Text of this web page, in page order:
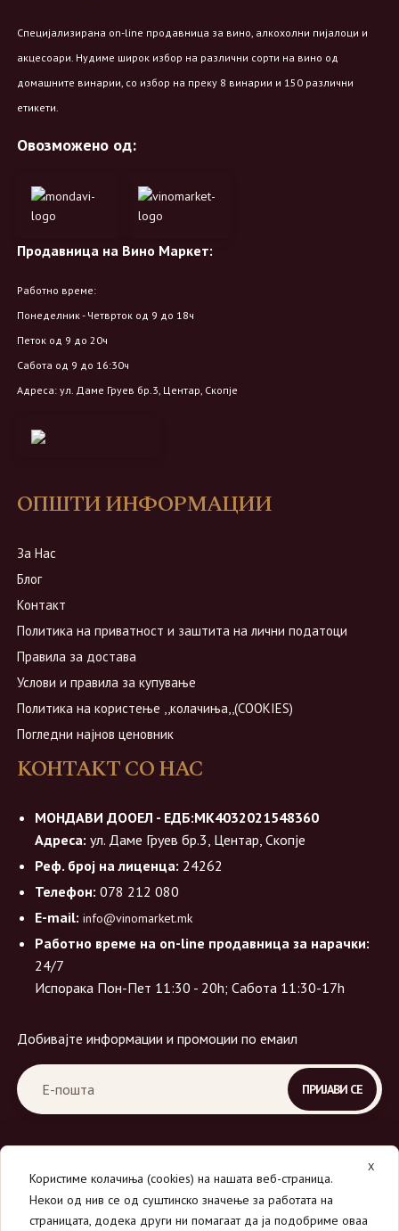
Специјализирана on-line продавница за вино, алкохолни пијалоци и
акцесоари. Нудиме широк избор на различни сорти на вино од
домашните винарии, со избор на преку 8 винарии и 150 различни
етикети.
Овозможено од:
Продавница на Вино Маркет:
Работно време:
Понеделник - Четврток од 9 до 18ч
Петок од 9 до 20ч
Сабота од 9 до 16:30ч
Адреса: ул. Даме Груев бр.3, Центар, Скопје
ОПШТИ ИНФОРМАЦИИ
За Нас
Блог
Контакт
Политика на приватност и заштита на лични податоци
Правила за достава
Услови и правила за купување
Политика на користење ,,колачиња,,(COOKIES)
Погледни најнов ценовник
КОНТАКТ СО НАС
МОНДАВИ ДООЕЛ - ЕДБ:МК4032021548360
Адреса: ул. Даме Груев бр.3, Центар, Скопје
Реф. број на лиценца: 24262
Телефон: 078 212 080
E-mail: info@vinomarket.mk
Работно време на on-line продавница за нарачки:
24/7
Испорака Пон-Пет 11:30 - 20h; Сабота 11:30-17h
Добивајте информации и промоции по емаил
X
Користиме колачиња (cookies) на нашата веб-страница.
Некои од нив се од суштинско значење за работата на
страницата, додека други ни помагаат да ја подобриме оваа